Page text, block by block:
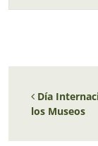
Día
los Museos